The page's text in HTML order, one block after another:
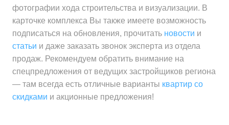
фотографии хода строительства и визуализации. В
карточке комплекса Вы также имеете возможность
подписаться на обновления, прочитать новости и
статьи и даже заказать звонок эксперта из отдела
продаж. Рекомендуем обратить внимание на
спецпредложения от ведущих застройщиков региона
— там всегда есть отличные варианты квартир со
скидками и акционные предложения!